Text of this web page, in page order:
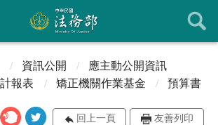
資訊公開
應主動公開資訊
報表
矯正機關作業基金 預算書
回上一頁 友善列印